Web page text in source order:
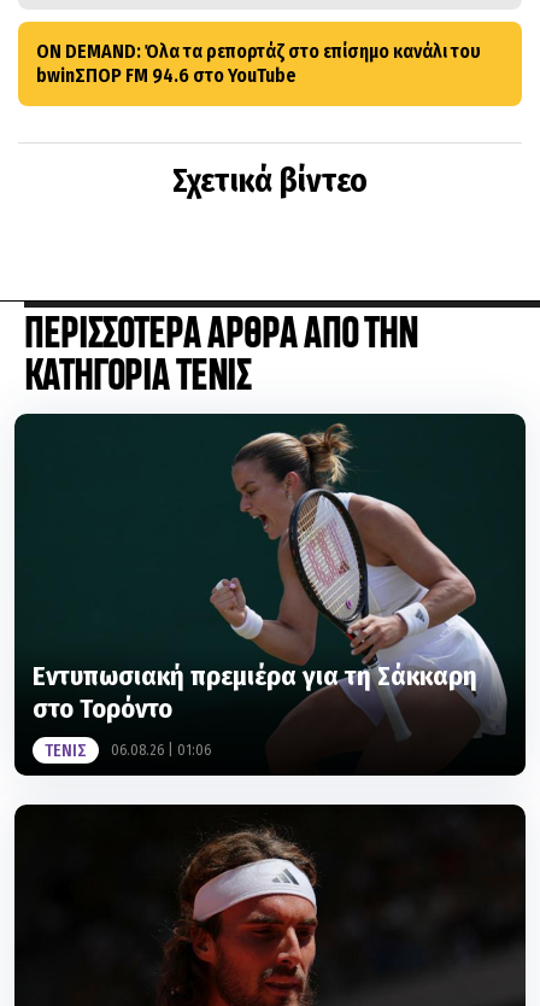
ON DEMAND: Όλα τα ρεπορτάζ στο επίσημο κανάλι του
bwinΣΠΟΡ FM 94.6 στο YouTube
Σχετικά βίντεο
ΠΕΡΙΣΣΟΤΕΡΑ ΑΡΘΡΑ ΑΠΟ ΤΗΝ
ΚΑΤΗΓΟΡΙΑ ΤΕΝΙΣ
Εντυπωσιακή πρεμιέρα για τη Σάκκαρη
στο Τορόντο
ΤΕΝΙΣ 06.08.26 | 01:06